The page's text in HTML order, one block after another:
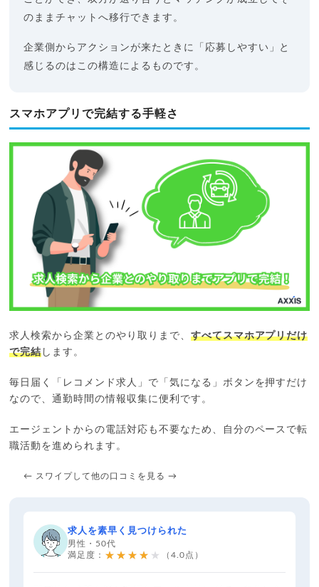
のままチャットへ移行できます。
企業側からアクションが来たときに「応募しやすい」と
感じるのはこの構造によるものです。
スマホアプリで完結する手軽さ
求人検索から企業とのやり取りまで、 すべてスマホアプリだけ
で完結 します。
毎日届く「レコメンド求人」で「気になる」ボタンを押すだけ
なので、通勤時間の情報収集に便利です。
エージェントからの電話対応も不要なため、自分のペースで転
職活動を進められます。
← スワイプして他の口コミを見る →
求人を素早く見つけられた
男性・50代
満足度： ★★★★★ （4.0点）